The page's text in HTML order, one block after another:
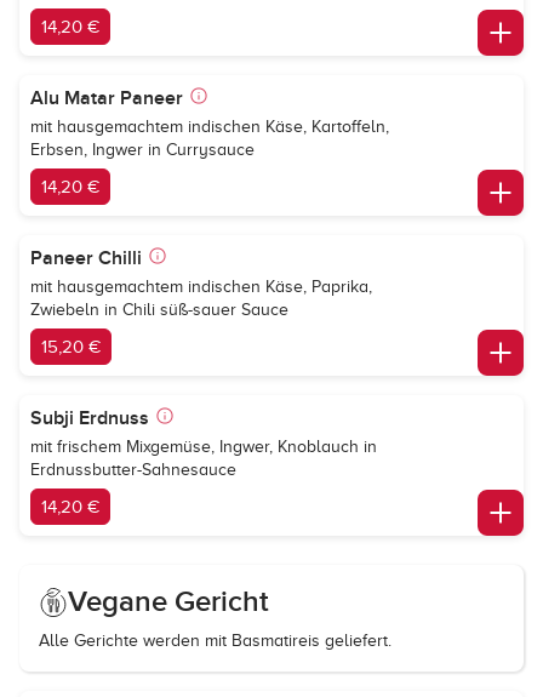
14,20 €
Alu Matar Paneer
mit hausgemachtem indischen Käse, Kartoffeln,
Erbsen, Ingwer in Currysauce
14,20 €
Paneer Chilli
mit hausgemachtem indischen Käse, Paprika,
Zwiebeln in Chili süß-sauer Sauce
15,20 €
Subji Erdnuss
mit frischem Mixgemüse, Ingwer, Knoblauch in
Erdnussbutter-Sahnesauce
14,20 €
Vegane Gericht
Alle Gerichte werden mit Basmatireis geliefert.